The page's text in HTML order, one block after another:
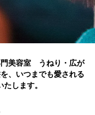
門美容室 うねり・広が
、いつまでも愛される
します。